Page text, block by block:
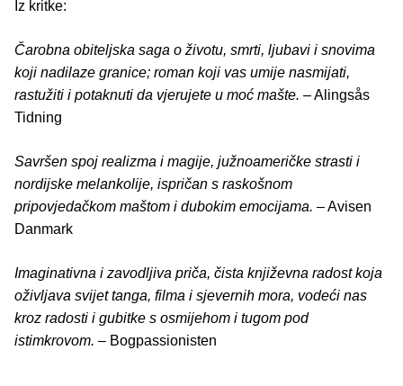
Iz kritke:
Čarobna obiteljska saga o životu, smrti, ljubavi i snovima
koji nadilaze granice; roman koji vas umije nasmijati,
rastužiti i potaknuti da vjerujete u moć mašte. – Alingsås
Tidning
Savršen spoj realizma i magije, južnoameričke strasti i
nordijske melankolije, ispričan s raskošnom
pripovjedačkom maštom i dubokim emocijama. – Avisen
Danmark
Imaginativna i zavodljiva priča, čista književna radost koja
oživljava svijet tanga, filma i sjevernih mora, vodeći nas
kroz radosti i gubitke s osmijehom i tugom pod
istimkrovom. – Bogpassionisten